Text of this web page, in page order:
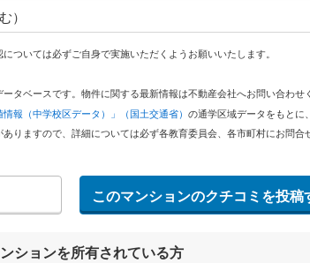
）
ついては必ずご自身で実施いただくようお願いいたします。
タベースです。物件に関する最新情報は不動産会社へお問い合わせ
情報（中学校区データ）」（国土交通省） の通学区域データをもとに
ますので、詳細については必ず各教育委員会、各市町村にお問合
このマンションのクチコミを投稿
ションを所有されている方